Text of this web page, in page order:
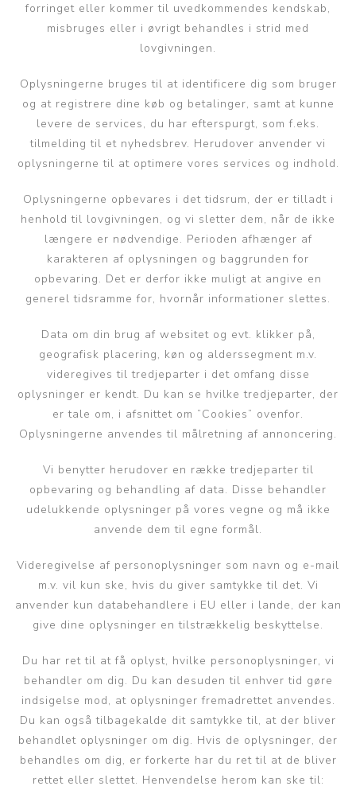
forringet eller kommer til uvedkommendes kendskab,
misbruges eller i øvrigt behandles i strid med
lovgivningen.
Oplysningerne bruges til at identificere dig som bruger
og at registrere dine køb og betalinger, samt at kunne
levere de services, du har efterspurgt, som f.eks.
tilmelding til et nyhedsbrev. Herudover anvender vi
oplysningerne til at optimere vores services og indhold.
Oplysningerne opbevares i det tidsrum, der er tilladt i
henhold til lovgivningen, og vi sletter dem, når de ikke
længere er nødvendige. Perioden afhænger af
karakteren af oplysningen og baggrunden for
opbevaring. Det er derfor ikke muligt at angive en
generel tidsramme for, hvornår informationer slettes.
Data om din brug af websitet og evt. klikker på,
geografisk placering, køn og alderssegment m.v.
videregives til tredjeparter i det omfang disse
oplysninger er kendt. Du kan se hvilke tredjeparter, der
er tale om, i afsnittet om ”Cookies” ovenfor.
Oplysningerne anvendes til målretning af annoncering.
Vi benytter herudover en række tredjeparter til
opbevaring og behandling af data. Disse behandler
udelukkende oplysninger på vores vegne og må ikke
anvende dem til egne formål.
Videregivelse af personoplysninger som navn og e-mail
m.v. vil kun ske, hvis du giver samtykke til det. Vi
anvender kun databehandlere i EU eller i lande, der kan
give dine oplysninger en tilstrækkelig beskyttelse.
Du har ret til at få oplyst, hvilke personoplysninger, vi
behandler om dig. Du kan desuden til enhver tid gøre
indsigelse mod, at oplysninger fremadrettet anvendes.
Du kan også tilbagekalde dit samtykke til, at der bliver
behandlet oplysninger om dig. Hvis de oplysninger, der
behandles om dig, er forkerte har du ret til at de bliver
rettet eller slettet. Henvendelse herom kan ske til: